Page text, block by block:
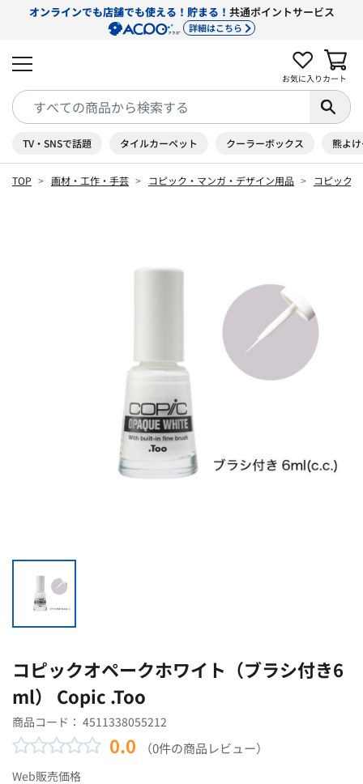
オンラインでも店舗でも使える！貯まる！ 共通ポイントサービス
詳細はこちら
お気に入り カート
TV・SNSで話題 タイルカーペット クーラーボックス 熊よ
TOP 画材・工作・手芸 コピック・マンガ・デザイン用品 コピック
コピックオペークホワイト（ブラシ付き6
ml） Copic .Too
商品コード： 4511338055212
0.0 （0件の商品レビュー）
Web販売価格